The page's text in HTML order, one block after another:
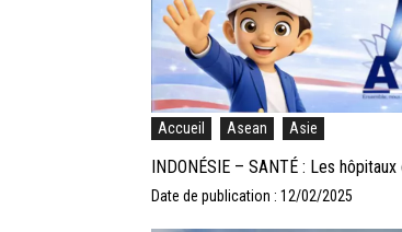
Accueil Asean Asie
INDONÉSIE – SANTÉ : Les
Date de publication : 12/02/2025